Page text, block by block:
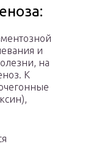
и
на
К